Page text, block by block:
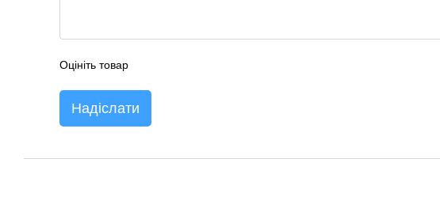
Оцініть товар
Надіслати